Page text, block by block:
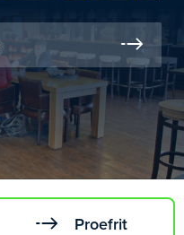
Proefrit